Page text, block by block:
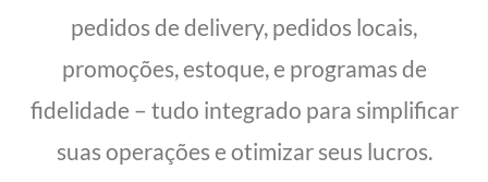
pedidos de delivery, pedidos locais,
promoções, estoque, e programas de
fidelidade – tudo integrado para simplificar
suas operações e otimizar seus lucros.